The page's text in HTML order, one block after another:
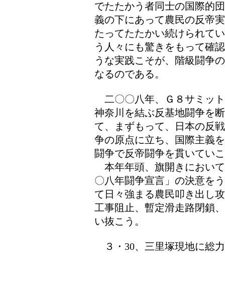
でたたかう者同士の国際的
義の下にあって農民の反帝
たってたたかい続けられて
う人々にも驚きをもって確
うな実践こそが、階級闘争
なるのである。
二〇〇八年、Ｇ８サミッ
神奈川を結ぶ反基地闘争を
て、まずもって、日本の反
争の原点に立ち、国際主義
闘争で反帝闘争を貫いてい
本年年頭、旗開きにおい
〇八年闘争宣言」の決意を
て日々強まる農民叩き出し
工事阻止、暫定滑走路閉鎖
い抜こう。
３・30、三里塚現地に総